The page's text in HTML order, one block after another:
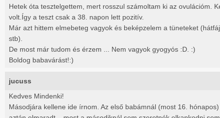
Hetek óta tesztelgettem, mert rosszul számoltam ki az ovulációm.
volt.Így a teszt csak a 38. napon lett pozitív.
Már azt hittem elmebeteg vagyok és beképzelem a tüneteket
stb).
De most már tudom és érzem ... Nem vagyok gyogyós :D. :)
Boldog babavárást!:)
jucuss
Kedves Mindenki!
Másodjára kellene ide írnom. Az első babámnál (most 16.